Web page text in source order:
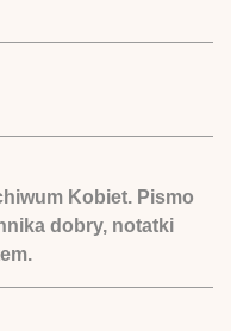
Kobiet. Pismo
dobry, notatki